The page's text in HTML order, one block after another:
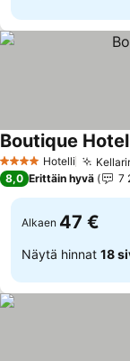
4 Tähtiluokitus
Hotelli
Boutique
8,0 Erittäin hyvä 7
Alkaen 47 €
Näytä hinnat 18